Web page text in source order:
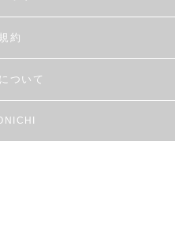
約
ついて